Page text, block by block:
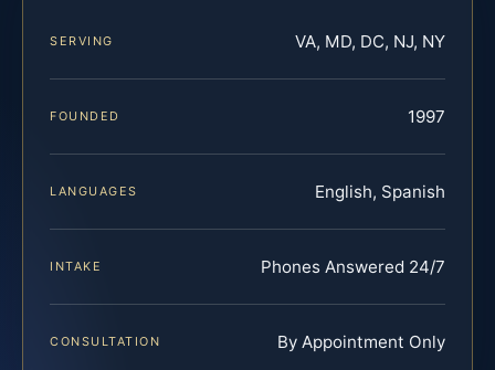
SERVING VA, MD, DC, NJ, NY
FOUNDED 1997
LANGUAGES English, Spanish
INTAKE Phones Answered 24/7
CONSULTATION By Appointment Only